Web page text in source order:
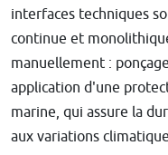
interfaces techniques
continue et
manuellement :
application d'une
marine, qui assure la
aux variations